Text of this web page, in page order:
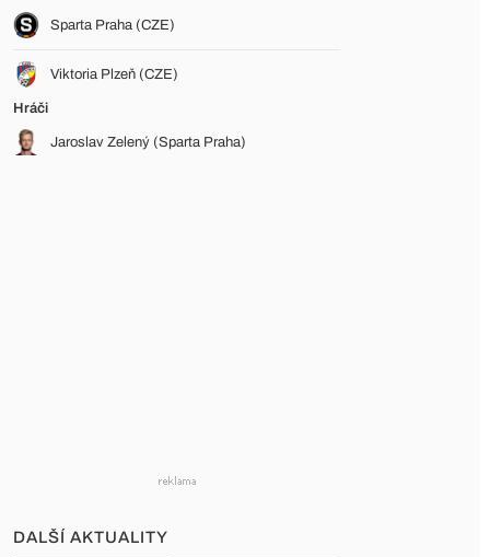
Sparta Praha (CZE)
Viktoria Plzeň (CZE)
Hráči
Jaroslav Zelený (Sparta Praha)
DALŠÍ AKTUALITY